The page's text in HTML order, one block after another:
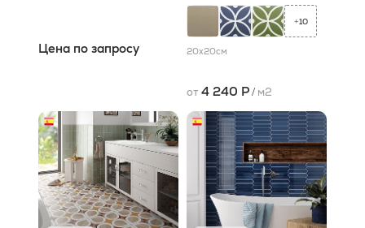
Цена по запросу
+10
20x20см
от 4 240 Р/ м2